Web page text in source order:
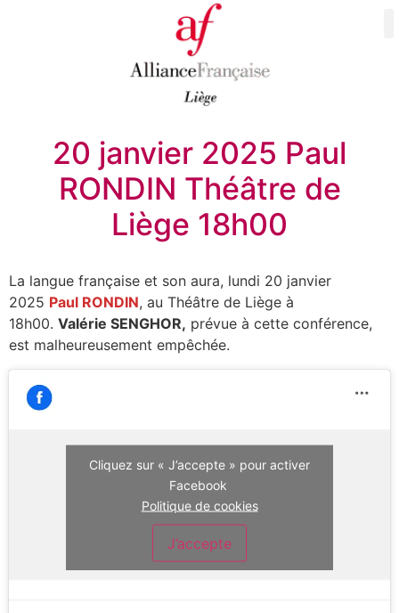
20 janvier 2025 Paul
RONDIN Théâtre de
Liège 18h00
La langue française et son aura, lundi 20 janvier
2025 Paul RONDIN, au Théâtre de Liège à
18h00. Valérie SENGHOR, prévue à cette conférence,
est malheureusement empêchée.
Cliquez sur « J’accepte » pour activer
Facebook
Politique de cookies
J’accepte